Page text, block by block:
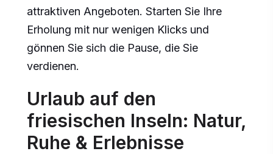
attraktiven Angeboten. Starten Sie Ihre
Erholung mit nur wenigen Klicks und
gönnen Sie sich die Pause, die Sie
verdienen.
Urlaub auf den
friesischen Inseln: Natur,
Ruhe & Erlebnisse